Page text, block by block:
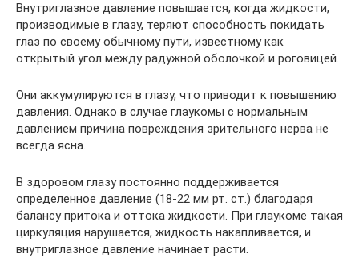
Внутриглазное давление повышается, когда жидкости,
производимые в глазу, теряют способность покидать
глаз по своему обычному пути, известному как
открытый угол между радужной оболочкой и роговицей.
Они аккумулируются в глазу, что приводит к повышению
давления. Однако в случае глаукомы с нормальным
давлением причина повреждения зрительного нерва не
всегда ясна.
В здоровом глазу постоянно поддерживается
определенное давление (18-22 мм рт. ст.) благодаря
балансу притока и оттока жидкости. При глаукоме такая
циркуляция нарушается, жидкость накапливается, и
внутриглазное давление начинает расти.